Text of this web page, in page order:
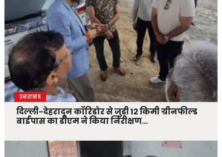
उत्तराखंड
दिल्ली-देहरादून कॉरिडोर से जुड़ी 12 किमी ग्रीनफील्ड
बाईपास का डीएम ने किया निरीक्षण…